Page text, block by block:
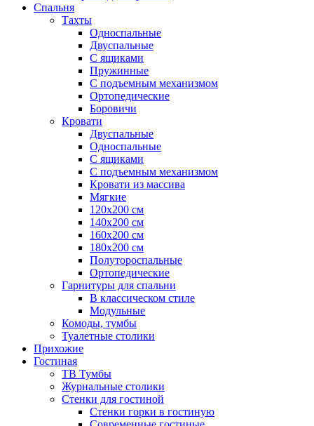
Спальня
Тахты
Односпальные
Двуспальные
С ящиками
Пружинные
С подъемным механизмом
Ортопедические
Боровичи
Кровати
Двуспальные
Односпальные
С ящиками
С подъемным механизмом
Кровати из массива
Мягкие
120х200 см
140х200 см
160х200 см
180х200 см
Полутороспальные
Ортопедические
Гарнитуры для спальни
В классическом стиле
Модульные
Комоды, тумбы
Туалетные столики
Прихожие
Гостиная
ТВ Тумбы
Журнальные столики
Стенки для гостиной
Стенки горки в гостиную